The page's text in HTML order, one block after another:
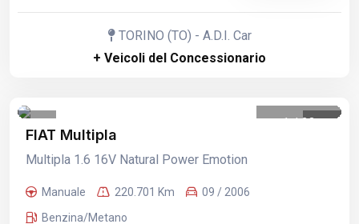
TORINO (TO) - A.D.I. Car
+ Veicoli del Concessionario
1 /23
FIAT Multipla
Multipla 1.6 16V Natural Power Emotion
Manuale 220.701 Km
09 / 2006
Benzina/Metano